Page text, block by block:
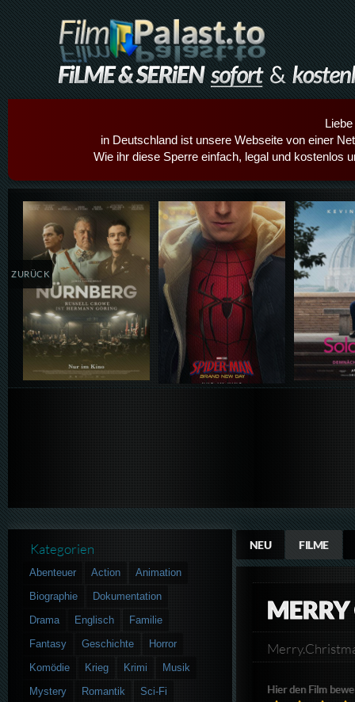
in Deutschland ist unsere Webseite von einer
Wie ihr diese Sperre einfach, legal und kostenlos
Details,Play Details,Play
ZURÜCK
NEU FILME
Hier den Film
Kategorien
Abenteuer Action
Animation
Biographie
Dokumentation
Drama
Englisch
Familie
Fantasy
Geschichte
Horror
Komödie
Krieg Krimi
Musik
Mystery
Romantik
Sci-Fi